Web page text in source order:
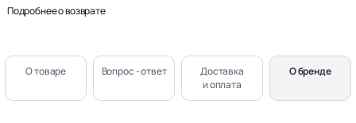
Подробнее о возврате
О товаре Вопрос - ответ
Доставка
и оплата
О бренде